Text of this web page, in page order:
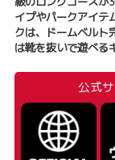
イプやパークアイテ
クは、ドームベルト
は靴を抜いで遊べる
公式